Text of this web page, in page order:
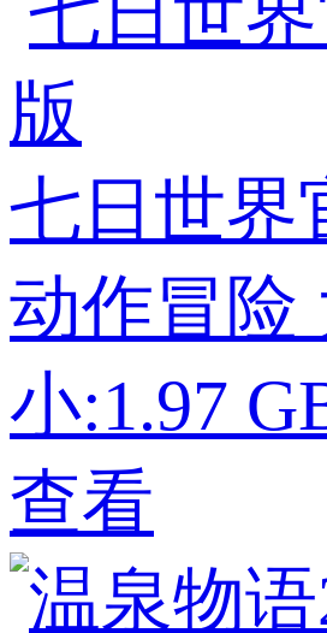
七日世界
动作冒险
小:1.97
查看